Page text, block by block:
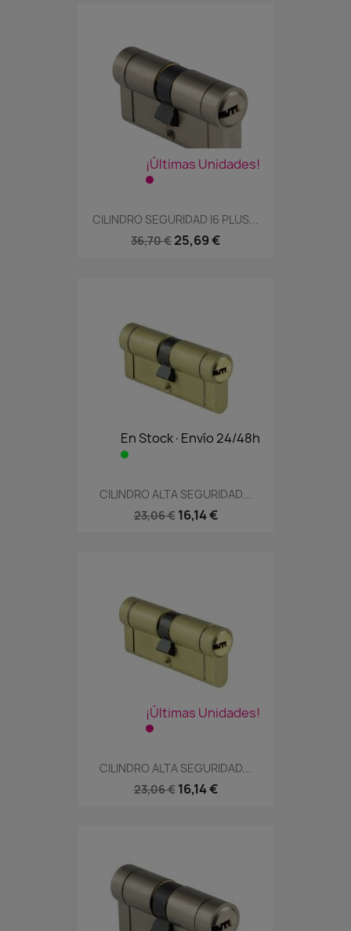
¡Últimas Unidades!
CILINDRO SEGURIDAD I6 PLUS...
36,70 € 25,69 €
En Stock·Envío 24/48h
CILINDRO ALTA SEGURIDAD...
23,06 € 16,14 €
¡Últimas Unidades!
CILINDRO ALTA SEGURIDAD...
23,06 € 16,14 €